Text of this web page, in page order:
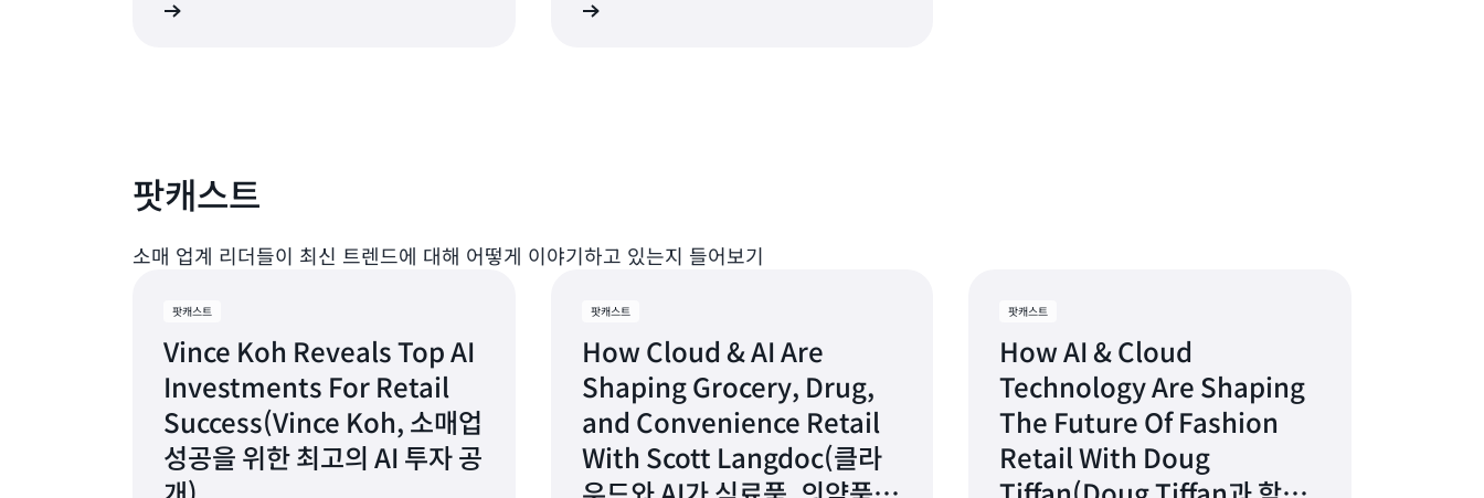
니즈를 파악하는 능력이 제한됩니다. 기계 학습을
법을 알아보세요.
팟캐스트
소매 업계 리더들이 최신 트렌드에 대해 어떻게 이야기하고 있는지 들어보기
팟캐스트
Vince Koh Reveals Top AI
Investments For Retail
Success(Vince Koh, 소매업
성공을 위한 최고의 AI 투자 공
팟캐스트
How Cloud & AI Are
Shaping Grocery, Drug,
and Convenience Retail
With Scott Langdoc(클라
팟캐스트
How AI & Cloud
Technology Are Shaping
The Future Of Fashion
Retail With Doug